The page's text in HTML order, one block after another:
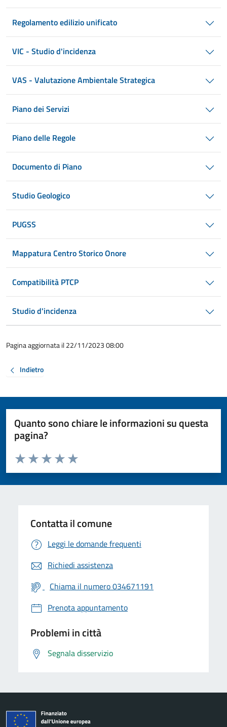
Regolamento edilizio unificato
VIC - Studio d'incidenza
VAS - Valutazione Ambientale Strategica
Piano dei Servizi
Piano delle Regole
Documento di Piano
Studio Geologico
PUGSS
Mappatura Centro Storico Onore
Compatibilità PTCP
Studio d'incidenza
Pagina aggiornata il 22/11/2023 08:00
Indietro
Quanto sono chiare le informazioni su questa
pagina?
Valuta da 1 a 5 stelle la pagina
Valuta 5 stelle su 5
Valuta 4 stelle su 5
Valuta 3 stelle su 5
Valuta 2 stelle su 5
Valuta 1 stelle su 5
Contatta il comune
Leggi le domande frequenti
Richiedi assistenza
Chiama il numero 034671191
Prenota appuntamento
Problemi in città
Segnala disservizio